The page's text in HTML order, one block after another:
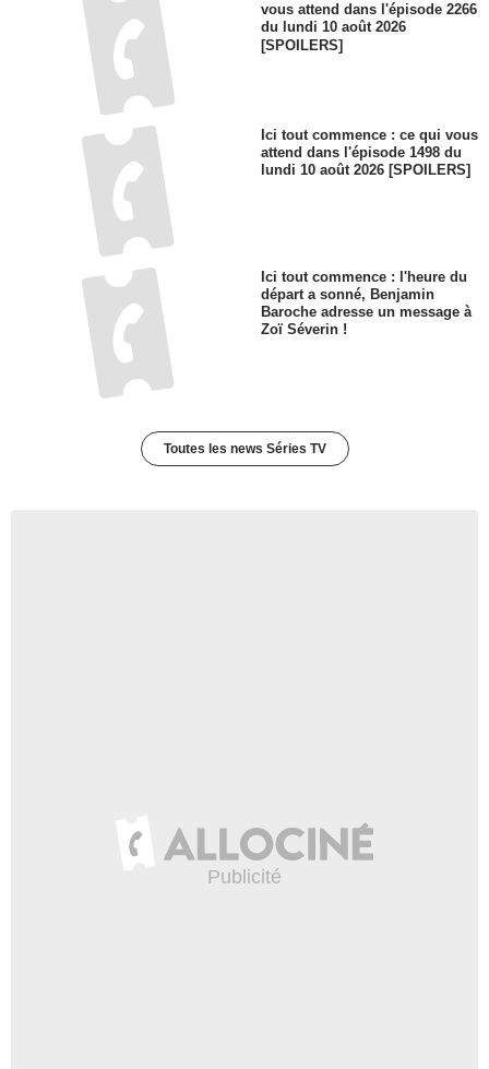
vous attend dans l'épisode 2266
du lundi 10 août 2026
[SPOILERS]
Ici tout commence : ce qui vous
attend dans l'épisode 1498 du
lundi 10 août 2026 [SPOILERS]
Ici tout commence : l'heure du
départ a sonné, Benjamin
Baroche adresse un message à
Zoï Séverin !
Toutes les news Séries TV